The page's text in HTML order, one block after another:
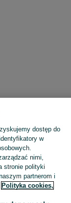
Skorzystaj z największego serwisu ogłoszeniowego - Rzuców i okolice! Kupuj to, czego pragniesz i sprzedawaj to, czego już nie potrzebujesz! Zobacz
dostęp do
w
nimi,
stronie polityki
partnerom i
Polityka cookies,